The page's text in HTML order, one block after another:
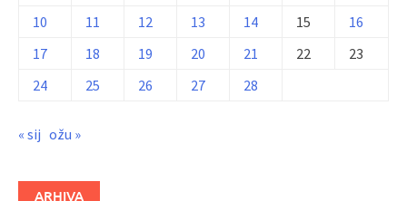
10
11 12 13 14 15
16
17
18 19 20 21 22
23
24
25 26 27 28
« sij ožu »
ARHIVA